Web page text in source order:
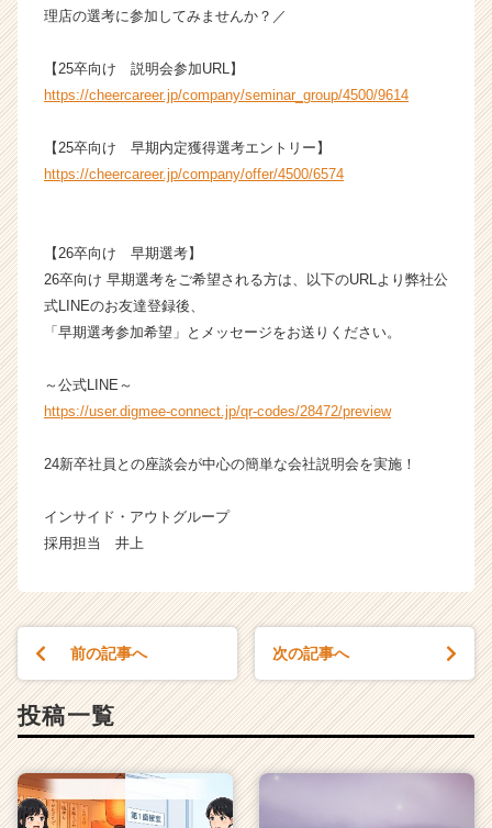
理店の選考に参加してみませんか？／
【25卒向け 説明会参加URL】
https://cheercareer.jp/company/seminar_group/4500/9614
【25卒向け 早期内定獲得選考エントリー】
https://cheercareer.jp/company/offer/4500/6574
【26卒向け 早期選考】
26卒向け 早期選考をご希望される方は、以下のURLより弊社公
式LINEのお友達登録後、
「早期選考参加希望」とメッセージをお送りください。
～公式LINE～
https://user.digmee-connect.jp/qr-codes/28472/preview
24新卒社員との座談会が中心の簡単な会社説明会を実施！
インサイド・アウトグループ
採用担当 井上
前の記事へ 次の記事へ
投稿一覧